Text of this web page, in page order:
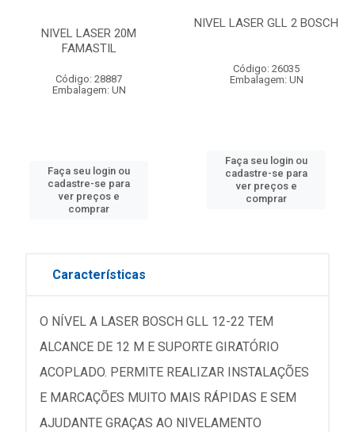
NIVEL LASER 20M
FAMASTIL
Código: 28887
Embalagem: UN
Faça seu login ou
cadastre-se para
ver preços e
comprar
NIVEL LASER GLL 2 BOSCH
Código: 26035
Embalagem: UN
Faça seu login ou
cadastre-se para
ver preços e
comprar
Características
O NÍVEL A LASER BOSCH GLL 12-22 TEM
ALCANCE DE 12 M E SUPORTE GIRATÓRIO
ACOPLADO. PERMITE REALIZAR INSTALAÇÕES
E MARCAÇÕES MUITO MAIS RÁPIDAS E SEM
AJUDANTE GRAÇAS AO NIVELAMENTO